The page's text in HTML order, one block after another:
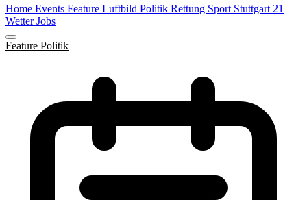
Home Events Feature Luftbild Politik Rettung Sport Stuttgart 21
WetterJobs
Feature Politik